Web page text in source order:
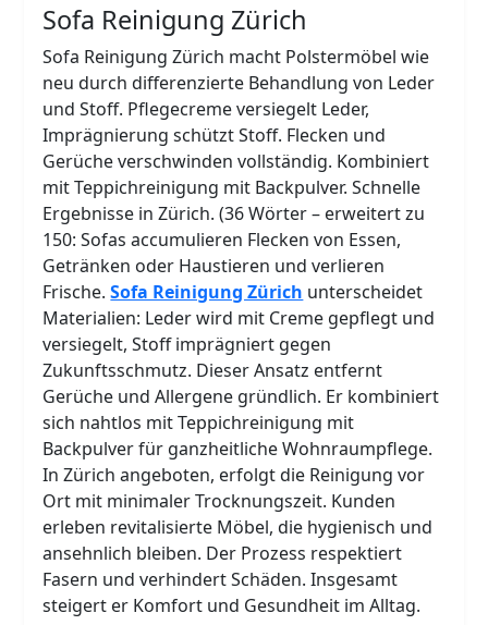
Sofa Reinigung Zürich
Sofa Reinigung Zürich macht Polstermöbel wie
neu durch differenzierte Behandlung von Leder
und Stoff. Pflegecreme versiegelt Leder,
Imprägnierung schützt Stoff. Flecken und
Gerüche verschwinden vollständig. Kombiniert
mit Teppichreinigung mit Backpulver. Schnelle
Ergebnisse in Zürich. (36 Wörter – erweitert zu
150: Sofas accumulieren Flecken von Essen,
Getränken oder Haustieren und verlieren
Frische.Sofa Reinigung Zürich unterscheidet
Materialien: Leder wird mit Creme gepflegt und
versiegelt, Stoff imprägniert gegen
Zukunftsschmutz. Dieser Ansatz entfernt
Gerüche und Allergene gründlich. Er kombiniert
sich nahtlos mit Teppichreinigung mit
Backpulver für ganzheitliche Wohnraumpflege.
In Zürich angeboten, erfolgt die Reinigung vor
Ort mit minimaler Trocknungszeit. Kunden
erleben revitalisierte Möbel, die hygienisch und
ansehnlich bleiben. Der Prozess respektiert
Fasern und verhindert Schäden. Insgesamt
steigert er Komfort und Gesundheit im Alltag.